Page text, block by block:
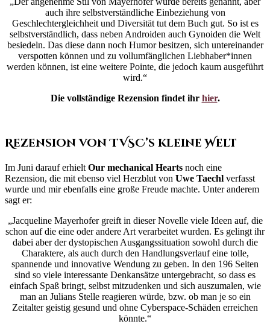
auch ihre selbstverständliche Einbeziehung von
Geschlechtergleichheit und Diversität tut dem Buch gut. So ist es
selbstverständlich, dass neben Androiden auch Gynoiden die Welt
besiedeln. Das diese dann noch Humor besitzen, sich untereinander
verspotten können und zu vollumfänglichen Liebhaber*innen
werden können, ist eine weitere Pointe, die jedoch kaum ausgeführt
wird.“
Die vollständige Rezension findet ihr hier.
Rezension von TVSC’s kleine Welt
Im Juni darauf erhielt Our mechanical Hearts noch eine
Rezension, die mit ebenso viel Herzblut von Uwe Taechl verfasst
wurde und mir ebenfalls eine große Freude machte. Unter anderem
sagt er:
„Jacqueline Mayerhofer greift in dieser Novelle viele Ideen auf, die
schon auf die eine oder andere Art verarbeitet wurden. Es gelingt ihr
dabei aber der dystopischen Ausgangssituation sowohl durch die
Charaktere, als auch durch den Handlungsverlauf eine tolle,
spannende und innovative Wendung zu geben. In den 196 Seiten
sind so viele interessante Denkansätze untergebracht, so dass es
einfach Spaß bringt, selbst mitzudenken und sich auszumalen, wie
man an Julians Stelle reagieren würde, bzw. ob man je so ein
Zeitalter geistig gesund und ohne Cyberspace-Schäden erreichen
könnte.“